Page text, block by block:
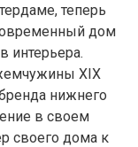
теперь
дом
интерьера.
XIX
нижнего
в своем
своего дома к